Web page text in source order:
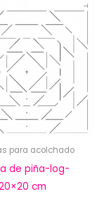
para acolchado
de piña-log-
cm